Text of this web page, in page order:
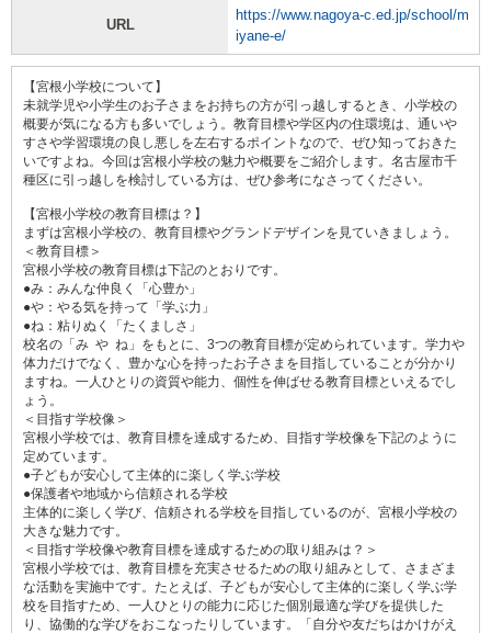
URL
https://www.nagoya-c.ed.jp/school/m
iyane-e/
【宮根小学校について】
未就学児や小学生のお子さまをお持ちの方が引っ越しするとき、小学校の
概要が気になる方も多いでしょう。教育目標や学区内の住環境は、通いや
すさや学習環境の良し悪しを左右するポイントなので、ぜひ知っておきた
いですよね。今回は宮根小学校の魅力や概要をご紹介します。名古屋市千
種区に引っ越しを検討している方は、ぜひ参考になさってください。
【宮根小学校の教育目標は？】
まずは宮根小学校の、教育目標やグランドデザインを見ていきましょう。
＜教育目標＞
宮根小学校の教育目標は下記のとおりです。
●み：みんな仲良く「心豊か」
●や：やる気を持って「学ぶ力」
●ね：粘りぬく「たくましさ」
校名の「み や ね」をもとに、3つの教育目標が定められています。学力や
体力だけでなく、豊かな心を持ったお子さまを目指していることが分かり
ますね。一人ひとりの資質や能力、個性を伸ばせる教育目標といえるでし
ょう。
＜目指す学校像＞
宮根小学校では、教育目標を達成するため、目指す学校像を下記のように
定めています。
●子どもが安心して主体的に楽しく学ぶ学校
●保護者や地域から信頼される学校
主体的に楽しく学び、信頼される学校を目指しているのが、宮根小学校の
大きな魅力です。
＜目指す学校像や教育目標を達成するための取り組みは？＞
宮根小学校では、教育目標を充実させるための取り組みとして、さまざま
な活動を実施中です。たとえば、子どもが安心して主体的に楽しく学ぶ学
校を目指すため、一人ひとりの能力に応じた個別最適な学びを提供した
り、協働的な学びをおこなったりしています。「自分や友だちはかけがえ